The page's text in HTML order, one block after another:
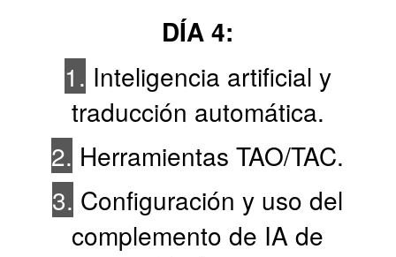
DÍA 4:
1. Inteligencia artificial y
traducción automática.
2. Herramientas TAO/TAC.
3. Configuración y uso del
complemento de IA de